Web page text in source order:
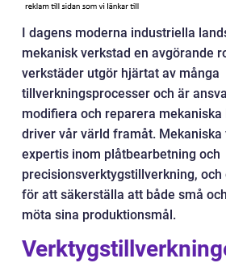
I dagens moderna industriella
mekanisk verkstad en avgörande
verkstäder utgör hjärtat av många
tillverkningsprocesser och är
modifiera och reparera
driver vår värld framåt.
expertis inom plåtbearbetning och
precisionsverktygstillverkning, och
för att säkerställa att både små
möta sina produktionsmål.